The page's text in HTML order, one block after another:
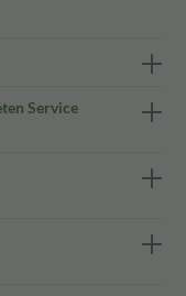
Service